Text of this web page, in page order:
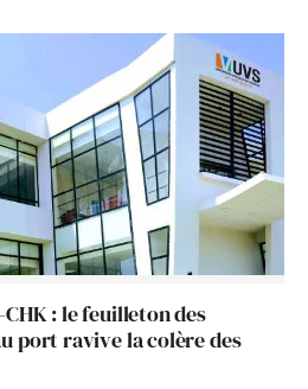
CHK : le feuilleton des
port ravive la colère des